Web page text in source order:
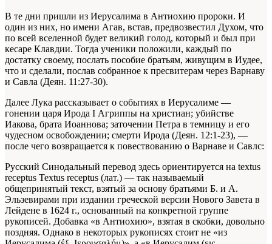
В те дни пришли из Иерусалима в Антиохию пророки. И
один из них, но имени Агав, встав, предвозвестил Духом, что
по всей вселенной будет великий голод, который и был при
кесаре Клавдии. Тогда ученики положили, каждый по
достатку своему, послать пособие братьям, живущим в Иудее,
что и сделали, послав собранное к пресвитерам через Варнаву
и Савла (Деян. 11:27-30).
Далее Лука рассказывает о событиях в Иерусалиме —
гонении царя Ирода I Агриппы на христиан; убийстве
Иакова, брата Иоаннова; заточении Петра в темницу и его
чудесном освобождении; смерти Ирода (Деян. 12:1-23), —
после чего возвращается к повествованию о Варнаве и Савлс:
Русский Синодальный перевод здесь ориентируется на textus
receptus Textus receptus (лат.) — так называемый
общепринятый текст, взятый за основу братьями Б. и А.
Эльзевирами при издании греческой версии Нового Завета в
Лейдене в 1624 г., основанный на конкретной группе
рукописей. Добавка «в Антиохию», взятая в скобки, довольно
поздняя. Однако в некоторых рукописях стоит не «из